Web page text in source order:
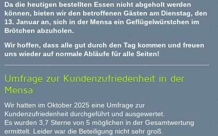
Da die heutigen bestellten Essen nicht abgeholt werden
können, bieten wir den betroffenen Gästen am Dienstag, den
13. Januar an, sich in der Mensa ein Geflügelwürstchen im
Brötchen abzuholen.
Wir hoffen, dass alle gut durch den Tag kommen und freuen
uns wieder auf normale Abläufe für alle Seiten!
Umfrage zur Kundenzufriedenheit in der
Mensa
Wir hatten im Oktober 2025 eine Umfrage zur
Kundenzufriedenheit durchgeführt und ausgewertet.
Es wurden 3,7 Sterne von 5 möglichen in der Gesamtwertung
ermittelt. Leider war die Beteiligung nicht sehr groß.